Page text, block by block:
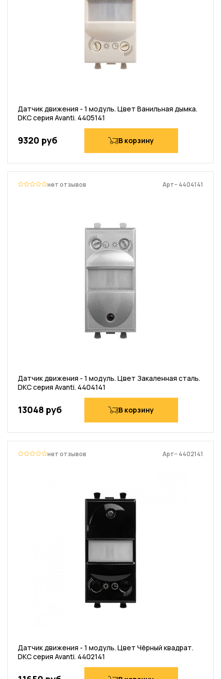
Датчик движения - 1 модуль. Цвет Ванильная дымка.
DKC серия Avanti. 4405141
9320 руб В корзину
нет отзывов Арт– 4404141
Датчик движения - 1 модуль. Цвет Закаленная сталь.
DKC серия Avanti. 4404141
13048 руб В корзину
нет отзывов Арт– 4402141
Датчик движения - 1 модуль. Цвет Чёрный квадрат.
DKC серия Avanti. 4402141